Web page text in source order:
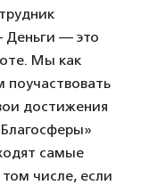
Деньги — это
Мы как
поучаствовать
достижения
самые
числе, если